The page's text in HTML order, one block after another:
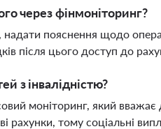
через фінмоніторинг?
надати пояснення щодо
після цього доступ до
з інвалідністю?
моніторинг, який вважає
рахунки, тому соціальні